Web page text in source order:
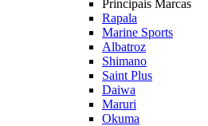
Principais Marcas
Rapala
Marine Sports
Albatroz
Shimano
Saint Plus
Daiwa
Maruri
Okuma